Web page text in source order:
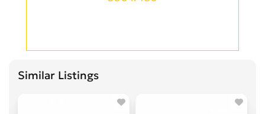
Similar Listings